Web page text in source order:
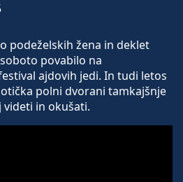
podeželskih žena in deklet
povabilo na
ajdovih jedi. In tudi letos
polni dvorani tamkajšnje
videti in okušati.